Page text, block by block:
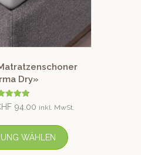
Dry»
mit
von 5
94.00 inkl. MwSt.
WÄHLEN